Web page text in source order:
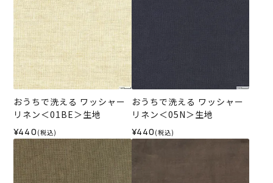
おうちで洗える ワッシャー
リネン＜01BE＞生地
¥440 (税込)
おうちで洗える ワッシャー
リネン＜05N＞生地
¥440 (税込)